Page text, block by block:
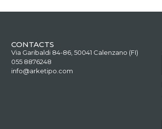
CONTACTS
Via Garibaldi 84-86, 50041 Calenzano (FI)
055 8876248
info@arketipo.com